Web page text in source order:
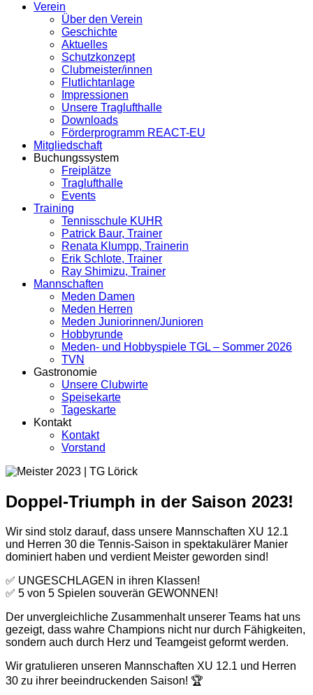
Verein
Über den Verein
Geschichte
Aktuelles
Schutzkonzept
Clubmeister/innen
Flutlichtanlage
Impressionen
Unsere Traglufthalle
Downloads
Förderprogramm REACT-EU
Mitgliedschaft
Buchungssystem
Freiplätze
Traglufthalle
Events
Training
Tennisschule KUHR
Patrick Baur, Trainer
Renata Klumpp, Trainerin
Erik Schlote, Trainer
Ray Shimizu, Trainer
Mannschaften
Meden Damen
Meden Herren
Meden Juniorinnen/Junioren
Hobbyrunde
Meden- und Hobbyspiele TGL – Sommer 2026
TVN
Gastronomie
Unsere Clubwirte
Speisekarte
Tageskarte
Kontakt
Kontakt
Vorstand
Doppel-Triumph in der Saison 2023!
Wir sind stolz darauf, dass unsere Mannschaften XU 12.1
und Herren 30 die Tennis-Saison in spektakulärer Manier
dominiert haben und verdient Meister geworden sind!
✅ UNGESCHLAGEN in ihren Klassen!
✅ 5 von 5 Spielen souverän GEWONNEN!
Der unvergleichliche Zusammenhalt unserer Teams hat uns
gezeigt, dass wahre Champions nicht nur durch Fähigkeiten,
sondern auch durch Herz und Teamgeist geformt werden.
Wir gratulieren unseren Mannschaften XU 12.1 und Herren
30 zu ihrer beeindruckenden Saison! 🏆